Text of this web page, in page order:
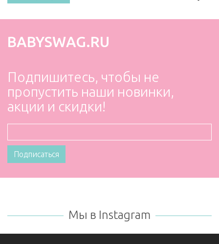
BABYSWAG.RU
Подпишитесь, чтобы не
пропустить наши новинки,
акции и скидки!
Мы в Instagram